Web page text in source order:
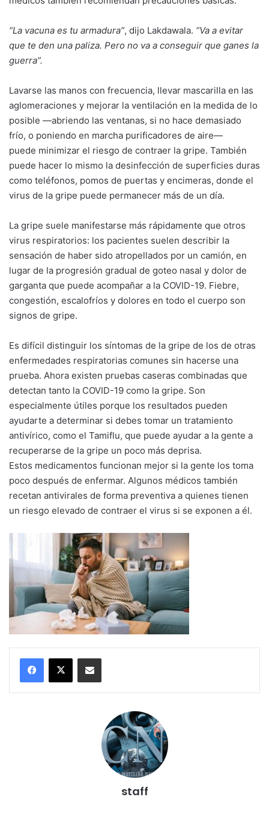
“La vacuna es tu armadura”, dijo Lakdawala. “Va a evitar
que te den una paliza. Pero no va a conseguir que ganes la
guerra”.
Lavarse las manos con frecuencia, llevar mascarilla en las
aglomeraciones y mejorar la ventilación en la medida de lo
posible —abriendo las ventanas, si no hace demasiado
frío, o poniendo en marcha purificadores de aire—
puede minimizar el riesgo de contraer la gripe. También
puede hacer lo mismo la desinfección de superficies duras
como teléfonos, pomos de puertas y encimeras, donde el
virus de la gripe puede permanecer más de un día.
La gripe suele manifestarse más rápidamente que otros
virus respiratorios: los pacientes suelen describir la
sensación de haber sido atropellados por un camión, en
lugar de la progresión gradual de goteo nasal y dolor de
garganta que puede acompañar a la COVID-19. Fiebre,
congestión, escalofríos y dolores en todo el cuerpo son
signos de gripe.
Es difícil distinguir los síntomas de la gripe de los de otras
enfermedades respiratorias comunes sin hacerse una
prueba. Ahora existen pruebas caseras combinadas que
detectan tanto la COVID-19 como la gripe. Son
especialmente útiles porque los resultados pueden
ayudarte a determinar si debes tomar un tratamiento
antivírico, como el Tamiflu, que puede ayudar a la gente a
recuperarse de la gripe un poco más deprisa.
Estos medicamentos funcionan mejor si la gente los toma
poco después de enfermar. Algunos médicos también
recetan antivirales de forma preventiva a quienes tienen
un riesgo elevado de contraer el virus si se exponen a él.
Compartir por correo electrónico
staff